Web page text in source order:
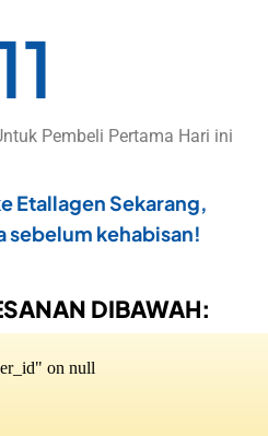
8
Pembeli Pertama Hari ini
Etallagen Sekarang,
sebelum kehabisan!
DIBAWAH: